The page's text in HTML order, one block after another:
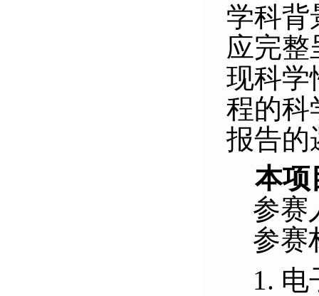
学科背
应完整
现科学
程的科
报告的
本项
参赛
参赛
1.